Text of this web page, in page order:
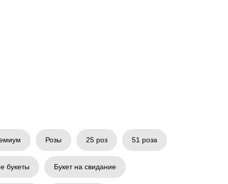
Розы 25 роз 51 роза
букеты Букет на свидание